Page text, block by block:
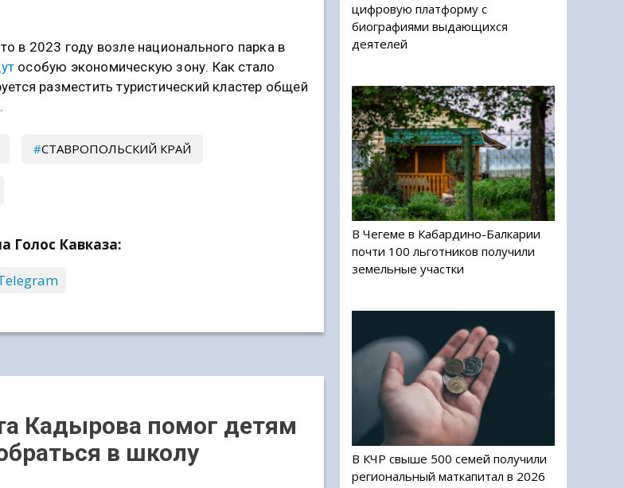
в 2023 году возле национального парка в
особую экономическую зону. Как стало
разместить туристический кластер общей
СТАВРОПОЛЬСКИЙ КРАЙ
Голос Кавказа:
Кадырова помог детям
в школу
цифровую платформу с
биографиями выдающихся
деятелей
В Чегеме в Кабардино-Балкарии
почти 100 льготников получили
земельные участки
В КЧР свыше 500 семей получили
региональный маткапитал в 2026